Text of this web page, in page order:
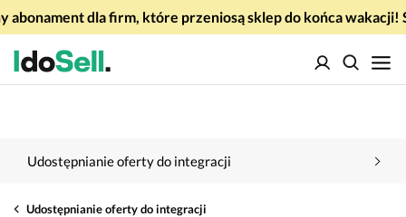
abonament dla firm, które przeniosą sklep do końca wakacji!
Udostępnianie oferty do integracji
Udostępnianie oferty do integracji